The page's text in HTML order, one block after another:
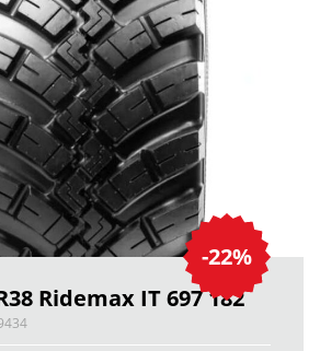
-22%
Ridemax IT 697 182